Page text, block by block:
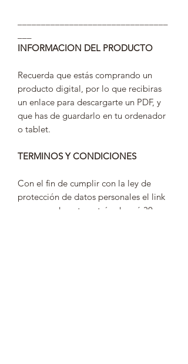
INFORMACION DEL PRODUCTO
Recuerda que estás comprando un
producto digital, por lo que recibiras
un enlace para descargarte un PDF, y
que has de guardarlo en tu ordenador
o tablet.
TERMINOS Y CONDICIONES
Con el fin de cumplir con la ley de
protección de datos personales el link
para acceder a tu patrón durará 30